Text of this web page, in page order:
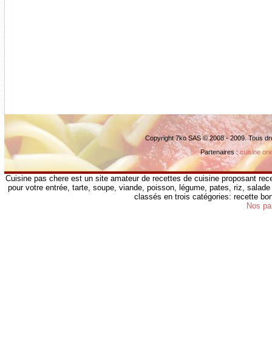
Copyright 7ko SAS © 2008 - 2009. Tous
Partenaires :cuisine
Cuisine pas chere est un site amateur de recettes de cuisine proposant
pour votre entrée, tarte, soupe, viande, poisson, légume, pates, riz,
classés en trois catégories: recette
Nos